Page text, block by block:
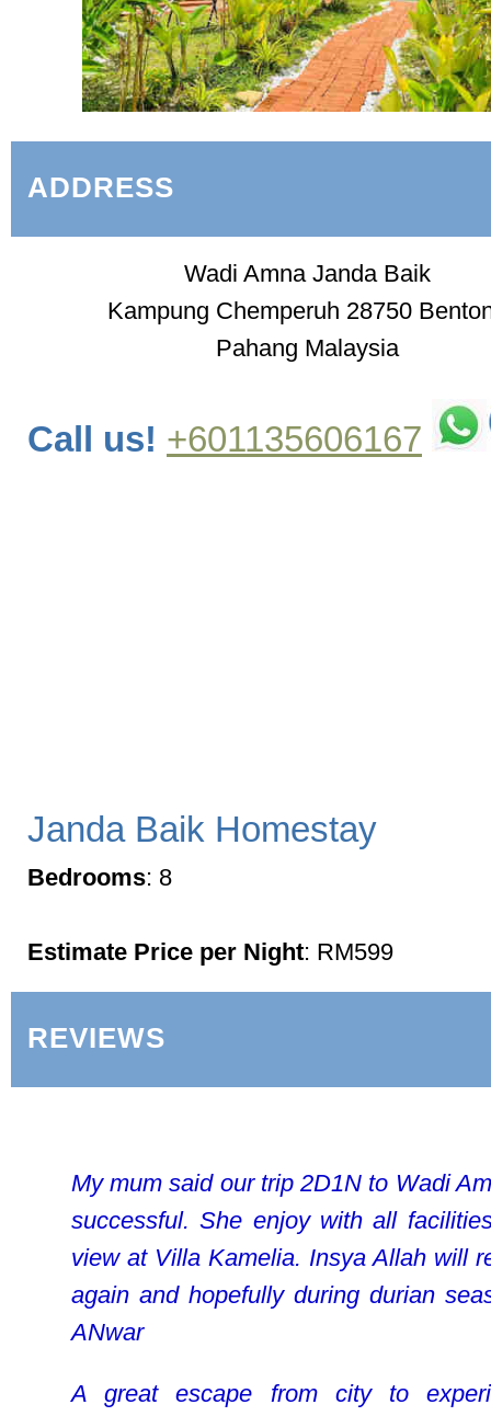
ADDRESS
Wadi Amna Janda Baik
Kampung Chemperuh 28750
Pahang Malaysia
Call us! +601135606167
Janda Baik Homestay
Bedrooms: 8
Estimate Price per Night: RM599
REVIEWS
My mum said our trip 2D1N to Wadi
successful. She enjoy with all
view at Villa Kamelia. Insya Allah will
again and hopefully during durian
ANwar
A great escape from city to